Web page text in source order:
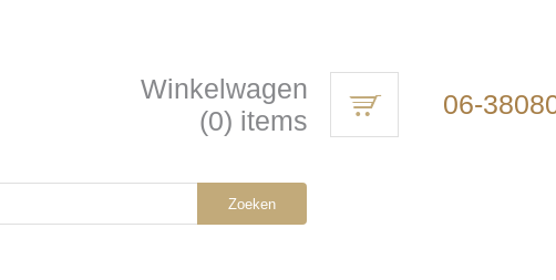
Winkelwagen
(0) items
06-
Zoeken